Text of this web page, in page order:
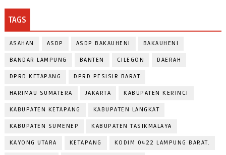
TAGS
ASAHAN ASDP ASDP BAKAUHENI BAKAUHENI
BANDAR LAMPUNG BANTEN CILEGON DAERAH
DPRD KETAPANG DPRD PESISIR BARAT
HARIMAU SUMATERA JAKARTA KABUPATEN KERINCI
KABUPATEN KETAPANG KABUPATEN LANGKAT
KABUPATEN SUMENEP KABUPATEN TASIKMALAYA
KAYONG UTARA KETAPANG KODIM 0422 LAMPUNG BARAT.